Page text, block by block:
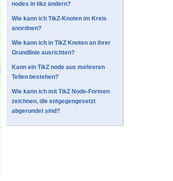
nodes in tikz ändern?
Wie kann ich TikZ-Knoten im Kreis
anordnen?
Wie kann ich in TikZ Knoten an ihrer
Grundlinie ausrichten?
Kann ein TikZ node aus mehreren
Teilen bestehen?
Wie kann ich mit TikZ Node-Formen
zeichnen, die entgegengesetzt
abgerundet sind?